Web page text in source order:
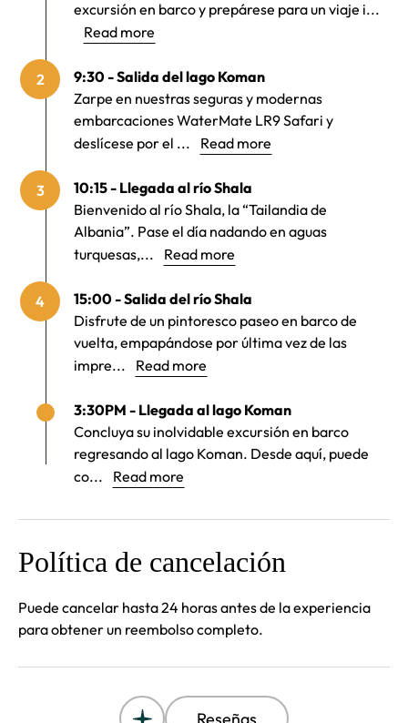
excursión en barco y prepárese para un viaje i...
Read more
2
9:30 - Salida del lago Koman
Zarpe en nuestras seguras y modernas
embarcaciones WaterMate LR9 Safari y
deslícese por el ...
Read more
3
10:15 - Llegada al río Shala
Bienvenido al río Shala, la “Tailandia de
Albania”. Pase el día nadando en aguas
turquesas,...
Read more
4
15:00 - Salida del río Shala
Disfrute de un pintoresco paseo en barco de
vuelta, empapándose por última vez de las
impre...
Read more
3:30PM - Llegada al lago Koman
Concluya su inolvidable excursión en barco
regresando al lago Koman. Desde aquí, puede
co...
Read more
Política de cancelación
Puede cancelar hasta 24 horas antes de la experiencia
para obtener un reembolso completo.
Reseñas